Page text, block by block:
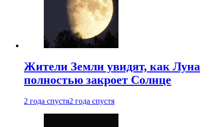
Жители Земли увидят, как Луна
полностью закроет Солнце
2 года спустя2 года спустя